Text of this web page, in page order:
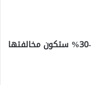
– تجاوز الحد الأقصى للسرعة بين 10-30% ستكون مخالفتها